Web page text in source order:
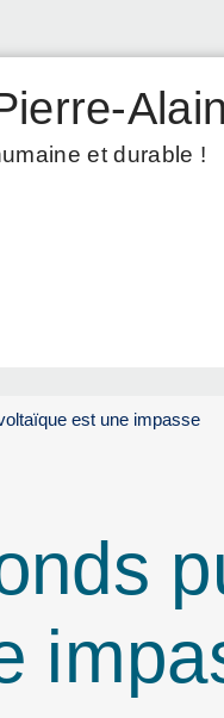
et durable !
est une impasse